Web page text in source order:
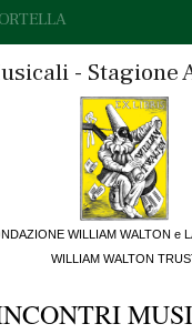
- Stagione
WILLIAM WALTON e
WILLIAM WALTON